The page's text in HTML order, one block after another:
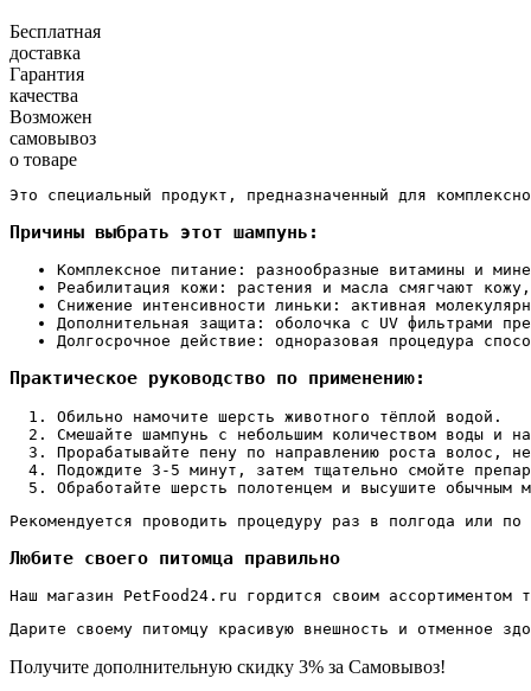
Бесплатная
доставка
Гарантия
качества
Возможен
самовывоз
о товаре
Это специальный продукт, предназначенный для
Причины выбрать этот шампунь:
Комплексное питание: разнообразные витамины и
Реабилитация кожи: растения и масла смягчают
Снижение интенсивности линьки: активная
Дополнительная защита: оболочка с UV фильтрами
Долгосрочное действие: одноразовая процедура
Практическое руководство по применению:
Обильно намочите шерсть животного тёплой водой.
Смешайте шампунь с небольшим количеством воды и
Прорабатывайте пену по направлению роста волос,
Подождите 3-5 минут, затем тщательно смойте
Обработайте шерсть полотенцем и высушите обычным
Рекомендуется проводить процедуру раз в полгода или
Любите своего питомца правильно
Наш магазин PetFood24.ru гордится своим ассортиментом
Дарите своему питомцу красивую внешность и отменное
Получите дополнительную скидку 3% за Самовывоз!